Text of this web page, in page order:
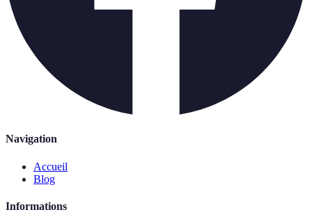
Navigation
Accueil
Blog
Informations